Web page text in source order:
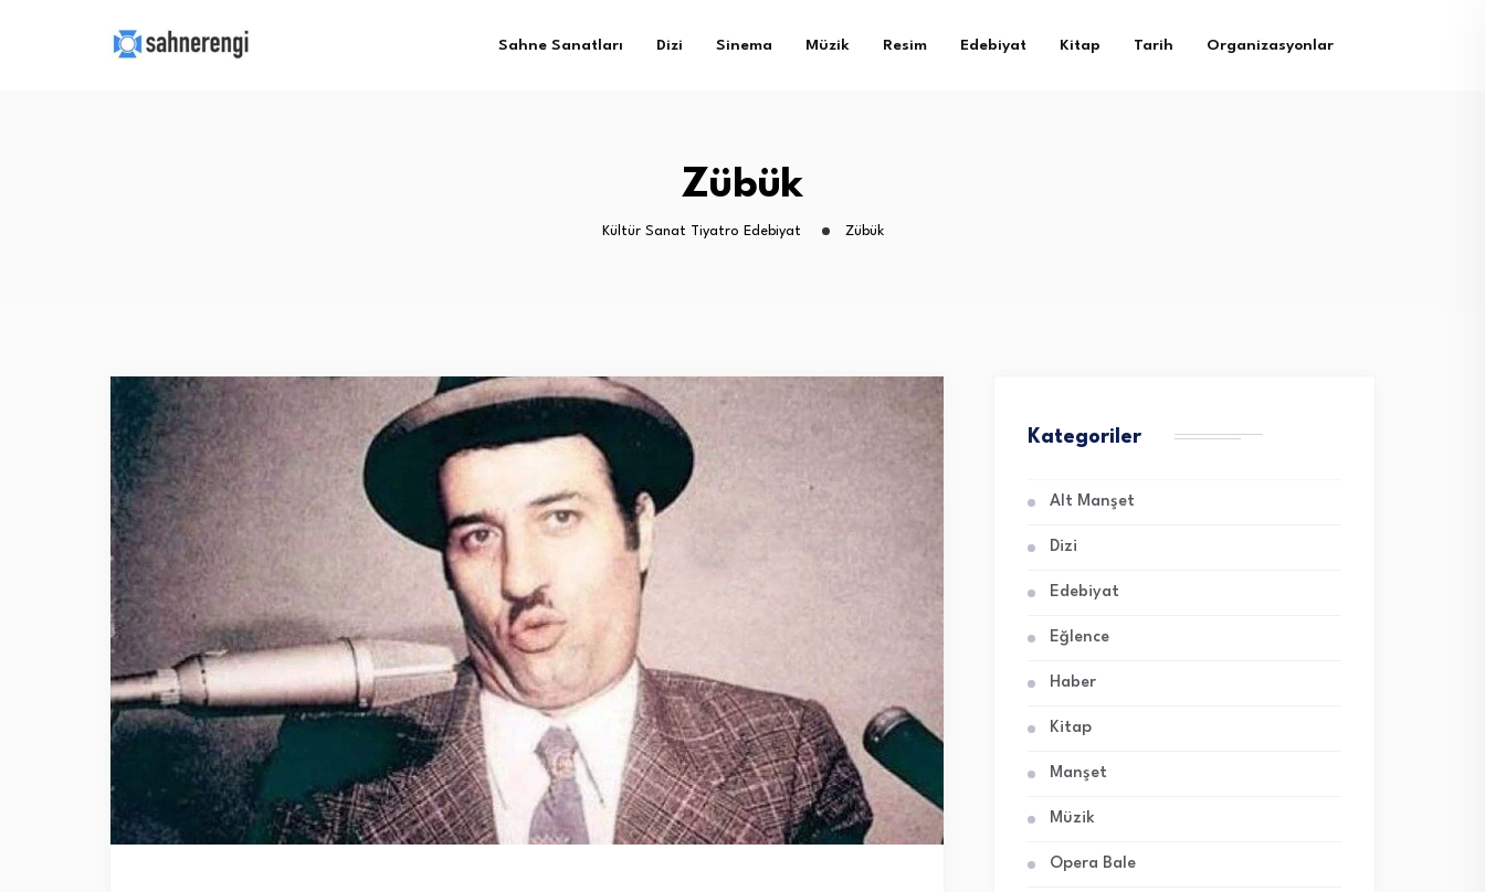
Sahne Sanatları Dizi Sinema Müzik Resim Edebiyat Kitap Tarih Organizasyonlar
Zübük
Kültür Sanat Tiyatro Edebiyat Zübük
Kategoriler
Alt Manşet
Dizi
Edebiyat
Eğlence
Haber
Kitap
Manşet
Müzik
Opera Bale